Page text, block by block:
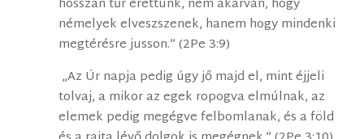
hosszan tűr érettünk, nem akarván, hogy
némelyek elveszszenek, hanem hogy mindenki
megtérésre jusson.” (2Pe 3:9)
„Az Úr napja pedig úgy jő majd el, mint éjjeli
tolvaj, a mikor az egek ropogva elmúlnak, az
elemek pedig megégve felbomlanak, és a föld